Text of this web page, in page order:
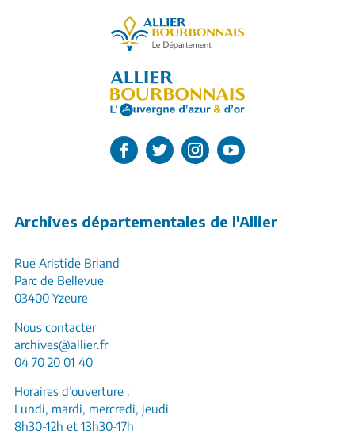
Allier, le département
L'Allier sur Facebook
L'Allier sur Twitter
L'Allier sur Instagram
L'Allier sur Youtube
Archives départementales de l'Allier
Rue Aristide Briand
Parc de Bellevue
03400 Yzeure
Nous contacter
archives@allier.fr
04 70 20 01 40
Horaires d’ouverture :
Lundi, mardi, mercredi, jeudi
8h30-12h et 13h30-17h